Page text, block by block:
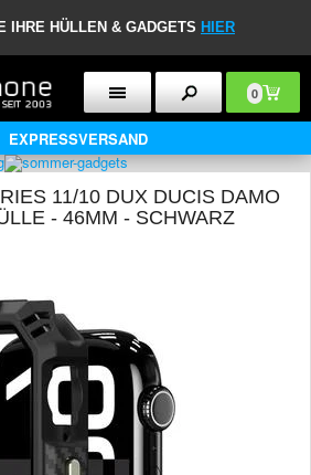
IHRE HÜLLEN & GADGETS HIER
0
EXPRESSVERSAND
11/10 DUX DUCIS DAMO
- 46MM - SCHWARZ